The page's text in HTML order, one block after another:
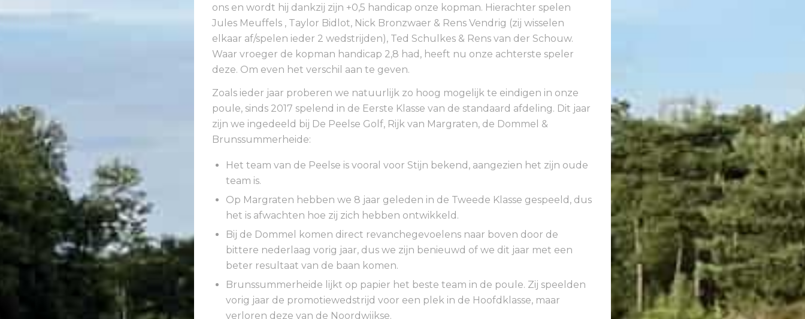
ons en wordt hij dankzij zijn +0,5 handicap onze kopman. Hierachter spelen
Jules Meuffels , Taylor Bidlot, Nick Bronzwaer & Rens Vendrig (zij wisselen
elkaar af/spelen ieder 2 wedstrijden), Ted Schulkes & Rens van der Schouw.
Waar vroeger de kopman handicap 2,8 had, heeft nu onze achterste speler
deze. Om even het verschil aan te geven.
Zoals ieder jaar proberen we natuurlijk zo hoog mogelijk te eindigen in onze
poule, sinds 2017 spelend in de Eerste Klasse van de standaard afdeling. Dit jaar
zijn we ingedeeld bij De Peelse Golf, Rijk van Margraten, de Dommel &
Brunssummerheide:
Het team van de Peelse is vooral voor Stijn bekend, aangezien het zijn oude
team is.
Op Margraten hebben we 8 jaar geleden in de Tweede Klasse gespeeld, dus
het is afwachten hoe zij zich hebben ontwikkeld.
Bij de Dommel komen direct revanchegevoelens naar boven door de
bittere nederlaag vorig jaar, dus we zijn benieuwd of we dit jaar met een
beter resultaat van de baan komen.
Brunssummerheide lijkt op papier het beste team in de poule. Zij speelden
vorig jaar de promotiewedstrijd voor een plek in de Hoofdklasse, maar
verloren deze van de Noordwijkse.